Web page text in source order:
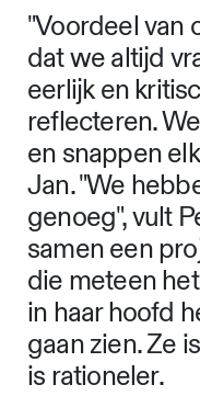
"Voordeel van
dat we altijd
eerlijk en
reflecteren.
en snappen
Jan. "We
genoeg", vult
samen een
die meteen
in haar hoofd
gaan zien. Ze
is rationeler.